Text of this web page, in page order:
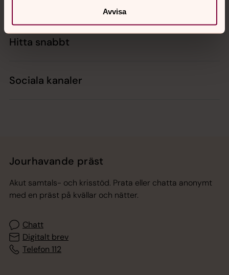
Avvisa
Kalender
Hitta snabbt
Sociala kanaler
Jourhavande präst
Akut samtals- och krisstöd. Prata eller chatta anonymt
med en präst på kvällar och nätter.
Chatt
Digitalt brev
Telefon 112